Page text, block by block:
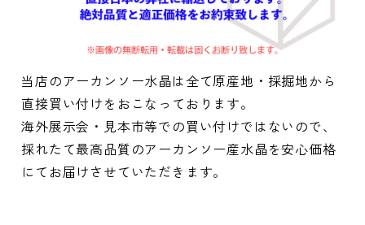
当店のアーカンソー水晶は全て原産地・採掘地から
直接買い付けをおこなっております。
海外展示会・見本市等での買い付けではないので、
採れたて最高品質のアーカンソー産水晶を安心価格
にてお届けさせていただきます。